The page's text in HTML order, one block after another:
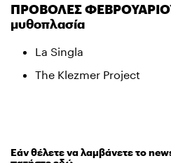
ΠΡΟΒΟΛΕΣ
μυθοπλασία
La Singla
The Klezmer Project
Εάν θέλετε να λαμβάνετε το